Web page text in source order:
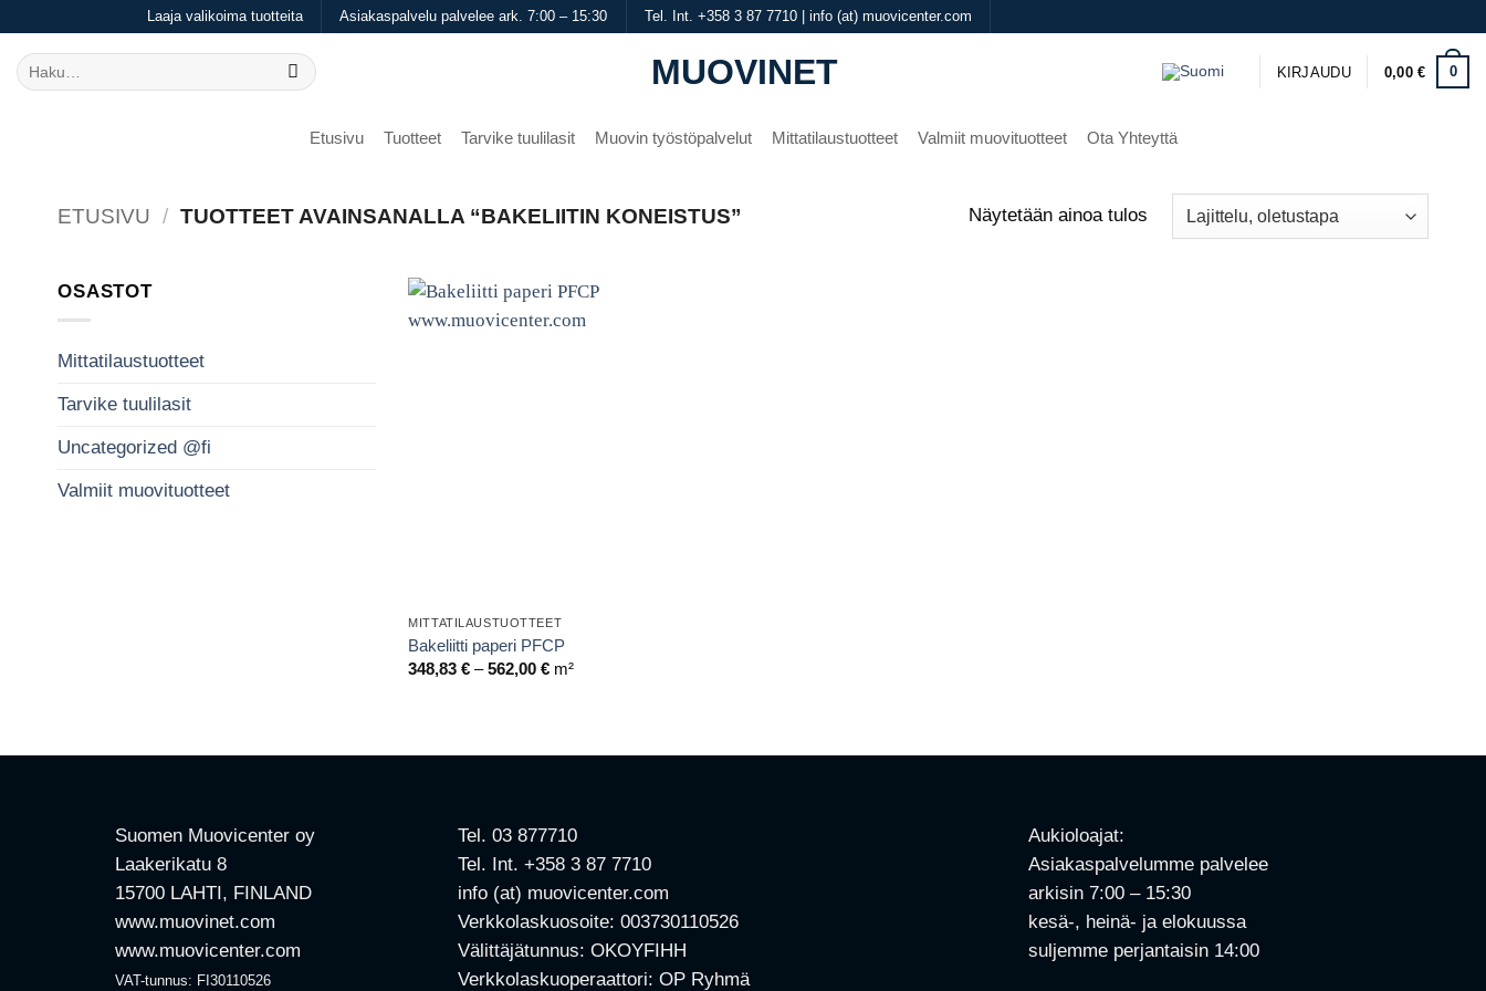
content
Laaja valikoima tuotteita Asiakaspalvelu palvelee ark. 7:00 – 15:30 Tel. Int. +358 3 87 7710 | info (at) muovicenter.com
MUOVINET
Etsi:
KIRJAUDU 0,00€ 0
Etusivu Tuotteet Tarvike tuulilasit Muovin työstöpalvelut Mittatilaustuotteet Valmiit muovituotteet Ota Yhteyttä
ETUSIVU / TUOTTEET AVAINSANALLA “BAKELIITIN KONEISTUS” Näytetään ainoa tulos
OSASTOT
Mittatilaustuotteet
Tarvike tuulilasit
Uncategorized @fi
Valmiit muovituotteet
MITTATILAUSTUOTTEET
Bakeliitti paperi PFCP
348,83€ – 562,00€Hintaluokka:
m²
Suomen Muovicenter oy
Laakerikatu 8
15700 LAHTI, FINLAND
www.muovinet.com
www.muovicenter.com
VAT-tunnus: FI30110526
Tel. 03 877710
Tel. Int. +358 3 87 7710
info (at) muovicenter.com
Verkkolaskuosoite: 003730110526
Välittäjätunnus: OKOYFIHH
Verkkolaskuoperaattori: OP Ryhmä
Aukioloajat:
Asiakaspalvelumme palvelee
arkisin 7:00 – 15:30
kesä-, heinä- ja elokuussa
suljemme perjantaisin 14:00